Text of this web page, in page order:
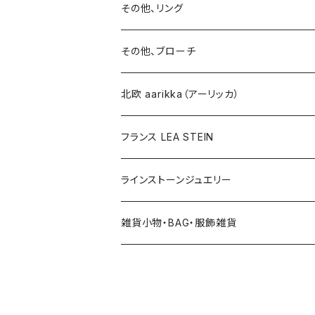
イヤリング
ブローチ
その他
ブローチ
ネックレス
その他、リング
その他、ブローチ
北欧 aarikka（アーリッカ）
フランス LEA STEIN
ラインストーンジュエリー
雑貨小物・BAG・服飾雑貨